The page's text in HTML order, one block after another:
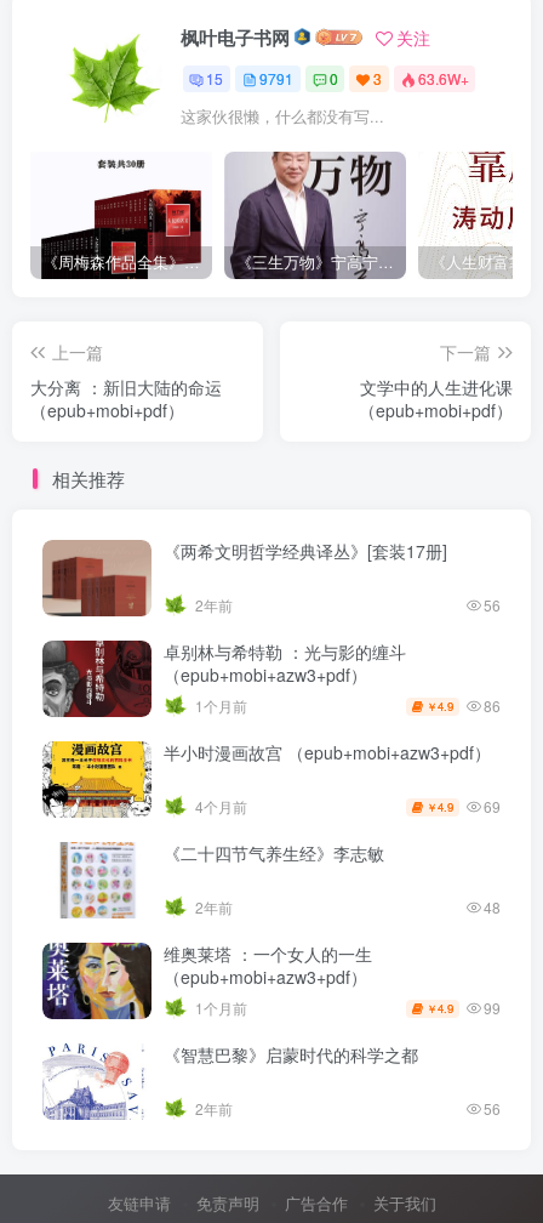
枫叶电子书网 关注
15 9791 0 3 63.6W+
这家伙很懒，什么都没有写...
《周梅森作品全集》[共30册] 《三生万物》宁高宁（epub+mobi+azw3+pdf）
上一篇
大分离 ：新旧大陆的命运
（epub+mobi+pdf）
下一篇
文学中的人生进化课
（epub+mobi+pdf）
相关推荐
《两希文明哲学经典译丛》[套装17册]
2年前 56
卓别林与希特勒 ：光与影的缠斗
（epub+mobi+azw3+pdf）
1个月前 ￥4.9 86
半小时漫画故宫 （epub+mobi+azw3+pdf）
4个月前 ￥4.9 69
《二十四节气养生经》李志敏
2年前 48
维奥莱塔 ：一个女人的一生
（epub+mobi+azw3+pdf）
1个月前 ￥4.9 99
《智慧巴黎》启蒙时代的科学之都
2年前 56
友链申请 免责声明 广告合作 关于我们